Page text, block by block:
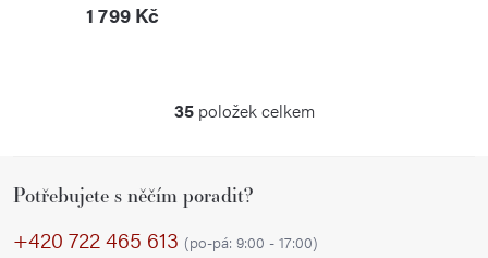
1 799 Kč
O
l
á
d
35položek celkem
Potřebujete s něčím poradit?
+420 722 465 613 (po-pá: 9:00 - 17:00)